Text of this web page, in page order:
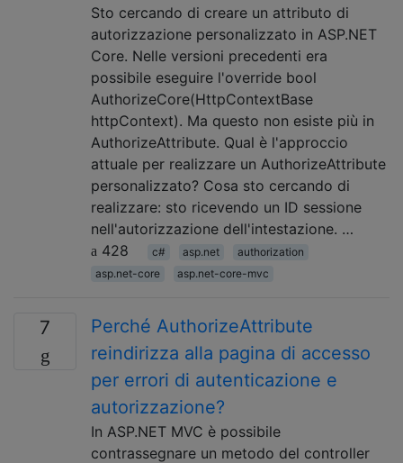
Sto cercando di creare un attributo di
autorizzazione personalizzato in ASP.NET
Core. Nelle versioni precedenti era
possibile eseguire l'override bool
AuthorizeCore(HttpContextBase
httpContext). Ma questo non esiste più in
AuthorizeAttribute. Qual è l'approccio
attuale per realizzare un AuthorizeAttribute
personalizzato? Cosa sto cercando di
realizzare: sto ricevendo un ID sessione
nell'autorizzazione dell'intestazione. …
428
c# asp.net
authorization
asp.net-core
asp.net-core-mvc
7
Perché AuthorizeAttribute
reindirizza alla pagina di accesso
per errori di autenticazione e
autorizzazione?
In ASP.NET MVC è possibile
contrassegnare un metodo del controller